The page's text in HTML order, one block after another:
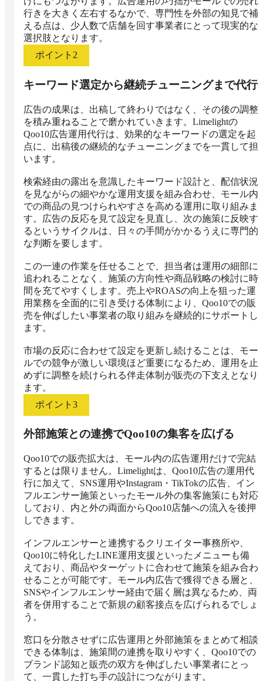
行きを大きく左右するなかで、専門性を外部の知見で補
える点は、少人数で店舗を回す事業者にとって現実的な
選択肢となります。
ポイント 2
キーワード選定から継続チューニングまで代行
広告の成果は、出稿して終わりではなく、その後の調整
を積み重ねることで磨かれていきます。Limelightの
Qoo10広告運用代行は、効果的なキーワードの選定を起
点に、出稿後の継続的なチューニングまでを一貫して担
います。
検索経由の露出を意識したキーワード設計と、配信状況
を見ながらの細やかな運用支援を組み合わせ、モール内
での商品の見つけられやすさを高める運用に取り組みま
す。広告の反応を見て設定を見直し、次の施策に反映す
るというサイクルは、日々の手間がかかるうえに専門的
な判断を要します。
この一連の作業を任せることで、担当者は運用の細部に
追われることなく、施策の方向性や商品戦略の検討に時
間を充てやすくします。売上やROASの向上を狙った運
用業務を全面的に引き受ける体制により、Qoo10での販
売を伸ばしたい事業者の取り組みを継続的にサポートし
ます。
市場の反応に合わせて設定を更新し続けることは、モー
ルでの競争が激しい環境ほど重要になるため、運用を止
めずに調整を続けられる伴走体制が販売の下支えとなり
ます。
ポイント 3
外部施策との連携でQoo10の集客を広げる
Qoo10での販売拡大は、モール内の広告運用だけで完結
するとは限りません。Limelightは、Qoo10広告の運用代
行に加えて、SNS運用やInstagram・TikTokの広告、イン
フルエンサー施策といったモール外の集客施策にも対応
しており、内と外の両面からQoo10店舗への流入を後押
しできます。
インフルエンサーと連携するクリエイター事務所や、
Qoo10に特化したLINE運用支援といったメニューも備
えており、商品やターゲットに合わせて施策を組み合わ
せることが可能です。モール内広告で獲得できる層と、
SNSやインフルエンサー経由で届く層は異なるため、両
者を併用することで新規の顧客接点を広げられるでしょ
う。
窓口を分散させずに広告運用と外部施策をまとめて相談
できる体制は、施策間の連携を取りやすく、Qoo10での
ブランド認知と販売の双方を伸ばしたい事業者にとっ
て、一貫した打ち手の設計につながります。